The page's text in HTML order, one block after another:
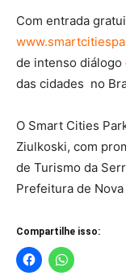
Com entrada
de intenso
das cidades no
O Smart Cities
Ziulkoski, com
de Turismo da
Prefeitura de
Compartilhe isso: